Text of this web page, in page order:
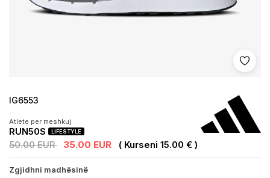
Shto
IG6553
Atlete per meshkuj
RUN50S LIFESTYLE
50.00 EUR 35.00 EUR ( Kurseni 15.00 € )
Zgjidhni madhësinë